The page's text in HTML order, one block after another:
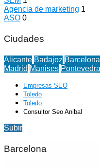
Agencia de marketing 1
ASO 0
Ciudades
Alicante Badajoz Barcelona
Madrid Manises Pontevedra
Empresas SEO
Toledo
Toledo
Consultor Seo Anibal
Subir
Barcelona